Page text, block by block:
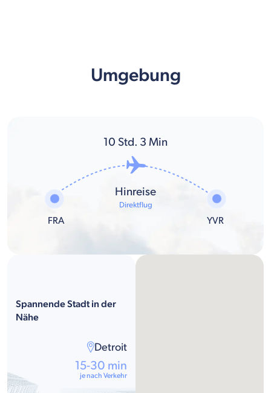
Umgebung
10 Std. 3 Min
FRA
Hinreise
Direktflug
YVR
Spannende Stadt in der
Nähe
Detroit
15-30 min
je nach Verkehr